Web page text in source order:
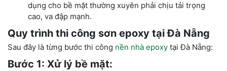
dụng cho bề mặt thường xuyên phải chịu tải trọng
cao, va đập mạnh.
Quy trình thi công sơn epoxy tại Đà Nẵng
Sau đây là từng bước thi công nền nhà epoxy tại Đà Nẵng:
Bước 1: Xử lý bề mặt: